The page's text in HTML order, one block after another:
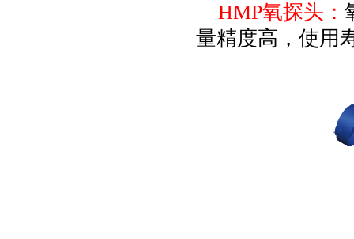
HMP氧探头：
量精度高，使用